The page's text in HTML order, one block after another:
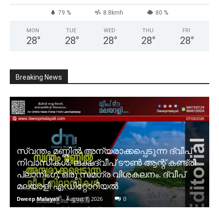
79 % 8.8kmh 80 %
MON
28°
TUE
28°
WED
28°
THU
28°
FRI
28°
Breaking News
സ്വന്തം മണ്ണിൽ അന്യരാക്കപ്പെടുന്ന ദ്വീപ്
നിവാസികൾ. ലക്ഷദ്വീപ് ടൗൺ ആന്റ് കണ്ട്രി
പ്ലാനിംഗ്; ഒരു സമഗ്ര വിശകലനം. ദ്വീപ്
മലയാളി എഡിറ്റോറിയൽ
Dweep Malayali - August 7, 2026 0